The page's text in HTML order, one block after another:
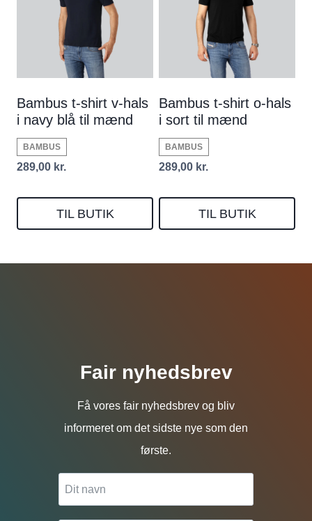
Bambus t-shirt v-hals
i navy blå til mænd
BAMBUS
289,00 kr.
TIL BUTIK
Bambus t-shirt o-hals
i sort til mænd
BAMBUS
289,00 kr.
TIL BUTIK
Fair nyhedsbrev
Få vores fair nyhedsbrev og bliv
informeret om det sidste nye som den
første.